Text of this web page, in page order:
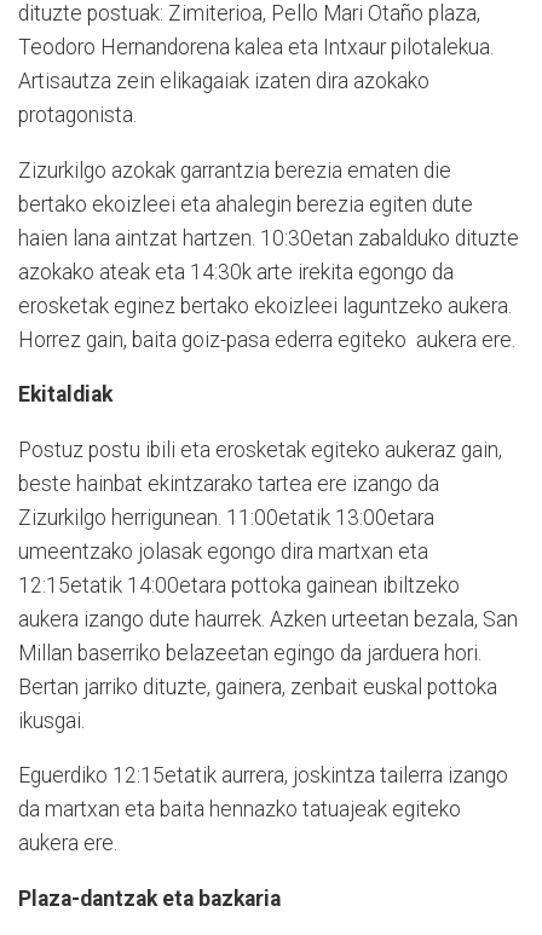
dituzte postuak: Zimiterioa, Pello Mari Otaño plaza,
Teodoro Hernandorena kalea eta Intxaur pilotalekua.
Artisautza zein elikagaiak izaten dira azokako
protagonista.
Zizurkilgo azokak garrantzia berezia ematen die
bertako ekoizleei eta ahalegin berezia egiten dute
haien lana aintzat hartzen. 10:30etan zabalduko dituzte
azokako ateak eta 14:30k arte irekita egongo da
erosketak eginez bertako ekoizleei laguntzeko aukera.
Horrez gain, baita goiz-pasa ederra egiteko aukera ere.
Ekitaldiak
Postuz postu ibili eta erosketak egiteko aukeraz gain,
beste hainbat ekintzarako tartea ere izango da
Zizurkilgo herrigunean. 11:00etatik 13:00etara
umeentzako jolasak egongo dira martxan eta
12:15etatik 14:00etara pottoka gainean ibiltzeko
aukera izango dute haurrek. Azken urteetan bezala, San
Millan baserriko belazeetan egingo da jarduera hori.
Bertan jarriko dituzte, gainera, zenbait euskal pottoka
ikusgai.
Eguerdiko 12:15etatik aurrera, joskintza tailerra izango
da martxan eta baita hennazko tatuajeak egiteko
aukera ere.
Plaza-dantzak eta bazkaria